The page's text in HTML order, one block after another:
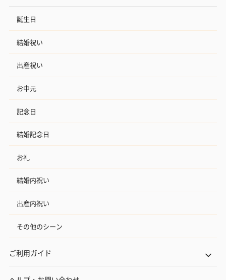
誕生日
結婚祝い
出産祝い
お中元
記念日
結婚記念日
お礼
結婚内祝い
出産内祝い
その他のシーン
ご利用ガイド